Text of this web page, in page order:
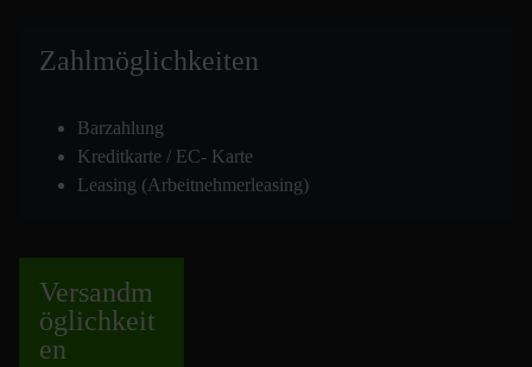
Zahlmöglichkeiten
Barzahlung
Kreditkarte / EC- Karte
Leasing (Arbeitnehmerleasing)
Versandm
öglichkeit
en